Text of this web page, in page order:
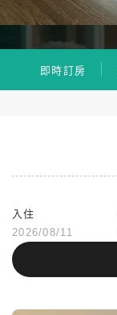
即時訂房
入住
2026/08/11